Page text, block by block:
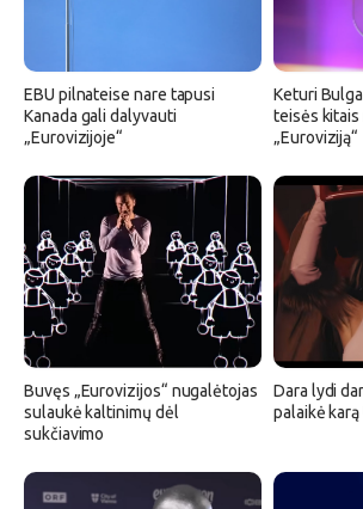
EBU pilnateise nare tapusi
Kanada gali dalyvauti
„Eurovizijoje“
Keturi
teisės
„Euroviziją“
Buvęs „Eurovizijos“ nugalėtojas
sulaukė kaltinimų dėl
sukčiavimo
Dara lydi
palaikė karą